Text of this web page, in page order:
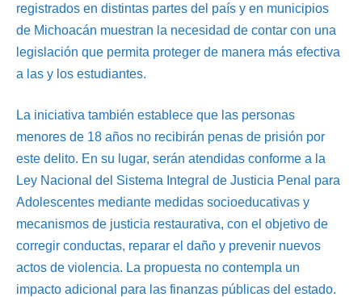
registrados en distintas partes del país y en municipios
de Michoacán muestran la necesidad de contar con una
legislación que permita proteger de manera más efectiva
a las y los estudiantes.
La iniciativa también establece que las personas
menores de 18 años no recibirán penas de prisión por
este delito. En su lugar, serán atendidas conforme a la
Ley Nacional del Sistema Integral de Justicia Penal para
Adolescentes mediante medidas socioeducativas y
mecanismos de justicia restaurativa, con el objetivo de
corregir conductas, reparar el daño y prevenir nuevos
actos de violencia. La propuesta no contempla un
impacto adicional para las finanzas públicas del estado.